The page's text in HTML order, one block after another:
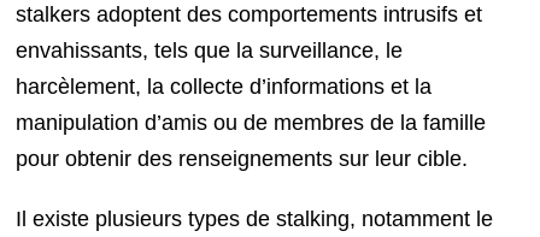
stalkers adoptent des comportements intrusifs et
envahissants, tels que la surveillance, le
harcèlement, la collecte d’informations et la
manipulation d’amis ou de membres de la famille
pour obtenir des renseignements sur leur cible.
Il existe plusieurs types de stalking, notamment le